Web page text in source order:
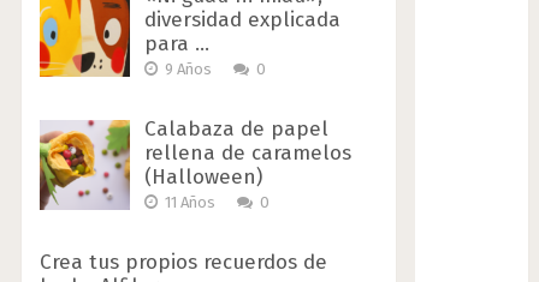
diversidad explicada
para …
9 Años 0
Calabaza de papel
rellena de caramelos
(Halloween)
11 Años 0
Crea tus propios recuerdos de